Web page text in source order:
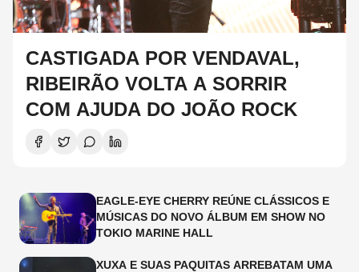
CASTIGADA POR VENDAVAL,
RIBEIRÃO VOLTA A SORRIR
COM AJUDA DO JOÃO ROCK
EAGLE-EYE CHERRY REÚNE CLÁSSICOS E
MÚSICAS DO NOVO ÁLBUM EM SHOW NO
TOKIO MARINE HALL
XUXA E SUAS PAQUITAS ARREBATAM UMA